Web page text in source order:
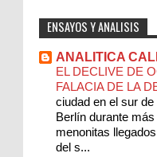
ENSAYOS Y ANALISIS
ANALITICA
EL DECLIVE DE
FALACIA DE LA
ciudad en el sur
Berlín durante
menonitas
del s...